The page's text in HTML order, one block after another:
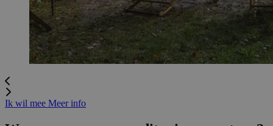
Ik wil mee Meer info